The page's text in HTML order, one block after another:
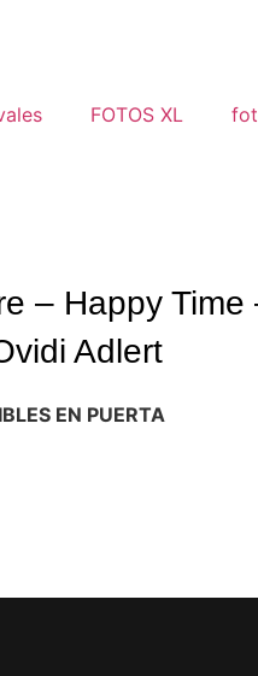
FOTOS XL
– Happy Time
Adlert
EN PUERTA